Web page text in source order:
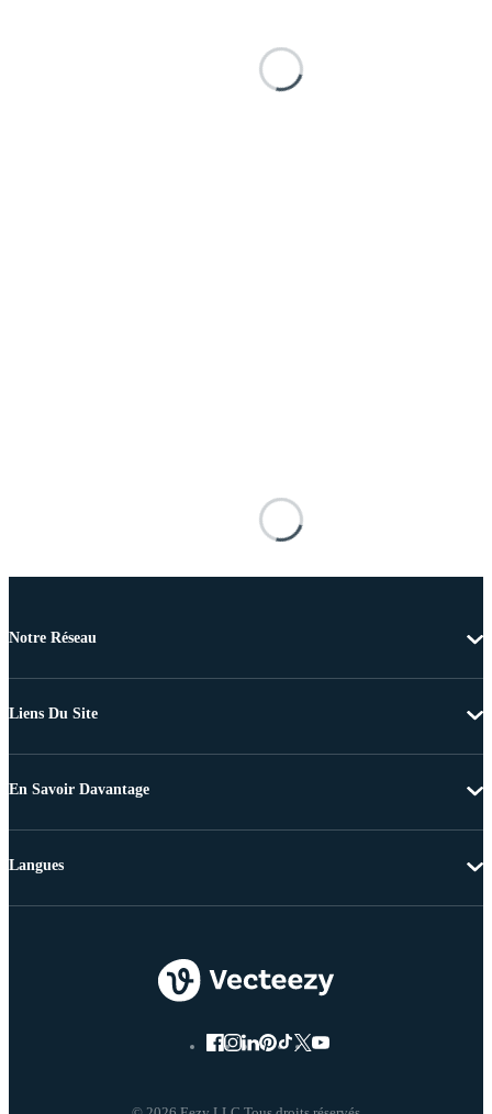
Notre Réseau
Liens Du Site
En Savoir Davantage
Langues